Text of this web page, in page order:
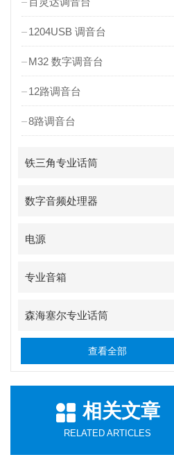
1204USB 调音台
M32 数字调音台
12路调音台
8路调音台
铁三角专业话筒
数字音频处理器
电源
专业音箱
森海塞尔专业话筒
查看全部
相关文章
RELATED ARTICLES